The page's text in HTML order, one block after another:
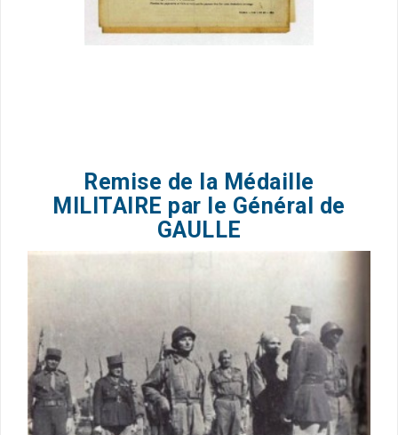
Remise de la Médaille
MILITAIRE par le Général de
GAULLE